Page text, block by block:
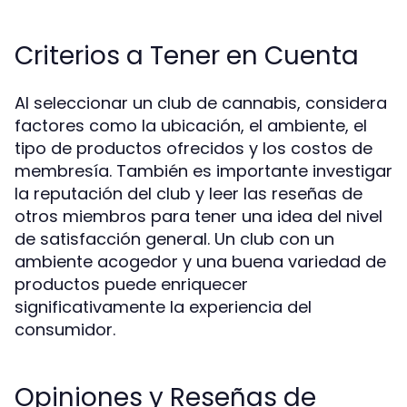
Criterios a Tener en Cuenta
Al seleccionar un club de cannabis, considera
factores como la ubicación, el ambiente, el
tipo de productos ofrecidos y los costos de
membresía. También es importante investigar
la reputación del club y leer las reseñas de
otros miembros para tener una idea del nivel
de satisfacción general. Un club con un
ambiente acogedor y una buena variedad de
productos puede enriquecer
significativamente la experiencia del
consumidor.
Opiniones y Reseñas de